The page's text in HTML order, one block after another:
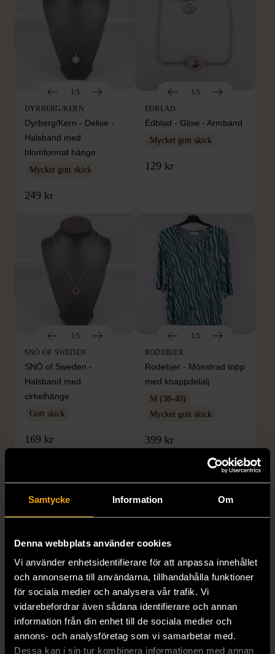
Samtycke Information Om
Denna webbplats använder cookies
Vi använder enhetsidentifierare för att anpassa innehållet
och annonserna till användarna, tillhandahålla funktioner
för sociala medier och analysera vår trafik. Vi
vidarebefordrar även sådana identifierare och annan
information från din enhet till de sociala medier och
annons- och analysföretag som vi samarbetar med.
Dessa kan i sin tur kombinera informationen med annan
1/5
DYRBERG/KERN
Dyrberg/Kern - Delise -
Halsband med
blomformat hänge
Mycket gott skick
249 kr
1/5
EDBLAD
Edblad - Glow - Armband
Mycket gott skick
129 kr
1/5
SNÖ OF SWEDEN
SNÖ of Sweden -
Halsband med
cirkelhänge
Gott skick
169 kr
1/5
RODEBJER
Rodebjer - Mönstrad topp
med knappdetalj
M (38-40)
Mycket gott skick
399 kr
1/5
H&M
H&M - Leopardmönstrad
volangklänning
Nytt skick
1/5
H&M
H&M - Plisserad midikjol
med resårmidja -
Salviagrön